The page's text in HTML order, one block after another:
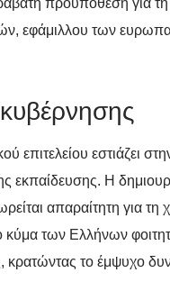
εφάμιλλου των
επιτελείου εστιάζει
εκπαίδευσης. Η
απαραίτητη για τη
κύμα των Ελλήνων
κρατώντας το έμψυχο